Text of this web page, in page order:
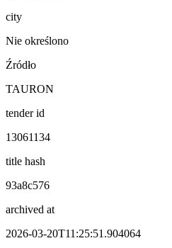
city
Nie określono
Źródło
TAURON
tender id
13061134
title hash
93a8c576
archived at
2026-03-20T11:25:51.904064